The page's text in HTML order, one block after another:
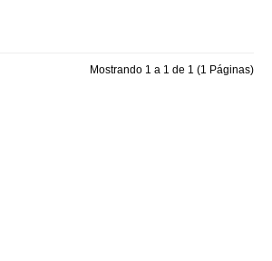
Mostrando 1 a 1 de 1 (1 Páginas)